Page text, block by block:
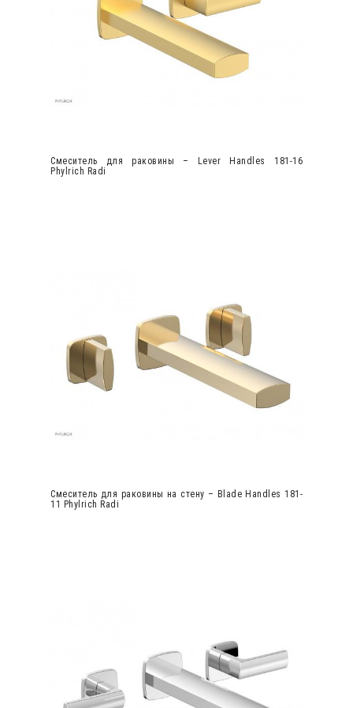
Смеситель для раковины – Lever Handles 181-16
Phylrich Radi
Смеситель для раковины на стену – Blade Handles 181-
11 Phylrich Radi